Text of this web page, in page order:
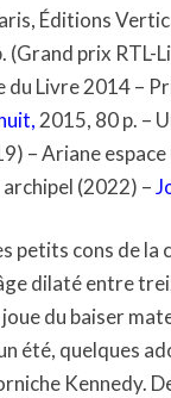
Éditions
(Grand prix RTL-
du Livre 2014 –
, 2015, 80 p. –
– Ariane
(2022) –
petits cons de la
dilaté entre
du baiser
été, quelques
Kennedy.